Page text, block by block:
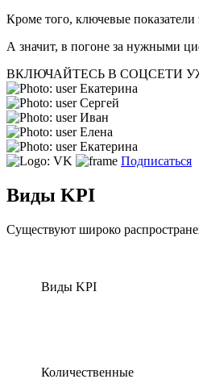
Кроме того, ключевые показатели
А значит, в погоне за нужными
ВКЛЮЧАЙТЕСЬ В СОЦСЕТИ
Екатерина
Сергей
Иван
Елена
Екатерина
Подписаться
Виды KPI
Существуют широко
Виды KPI
Количественные